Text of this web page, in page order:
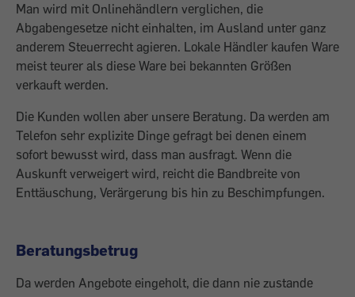
Man wird mit Onlinehändlern verglichen, die
Abgabengesetze nicht einhalten, im Ausland unter ganz
anderem Steuerrecht agieren. Lokale Händler kaufen Ware
meist teurer als diese Ware bei bekannten Größen
verkauft werden.
Die Kunden wollen aber unsere Beratung. Da werden am
Telefon sehr explizite Dinge gefragt bei denen einem
sofort bewusst wird, dass man ausfragt. Wenn die
Auskunft verweigert wird, reicht die Bandbreite von
Enttäuschung, Verärgerung bis hin zu Beschimpfungen.
Beratungsbetrug
Da werden Angebote eingeholt, die dann nie zustande